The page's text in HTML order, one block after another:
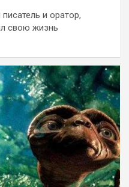
и оратор,
свою жизнь